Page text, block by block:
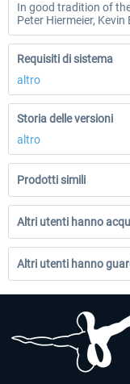
In good tradition of
Peter Hiermeier, Kevin
Requisiti di sistema
altro
Storia delle versioni
altro
Prodotti simili
Altri utenti hanno
Altri utenti hanno